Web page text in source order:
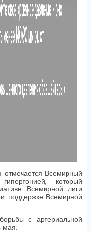
отмечается Всемирный
который
Всемирной лиги
Всемирной
с артериальной